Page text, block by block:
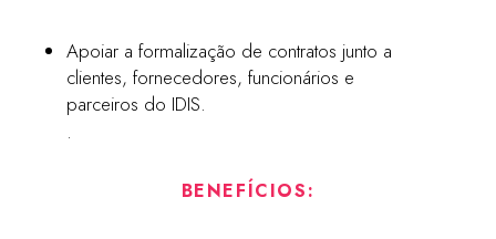
Apoiar a formalização de contratos junto a
clientes, fornecedores, funcionários e
parceiros do IDIS.
.
BENEFÍCIOS: